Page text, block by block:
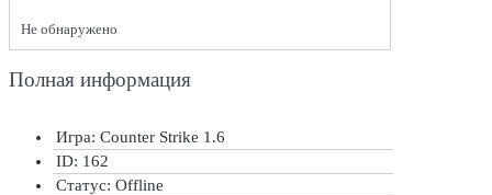
Не обнаружено
Полная информация
Игра: Counter Strike 1.6
ID: 162
Статус: Offline